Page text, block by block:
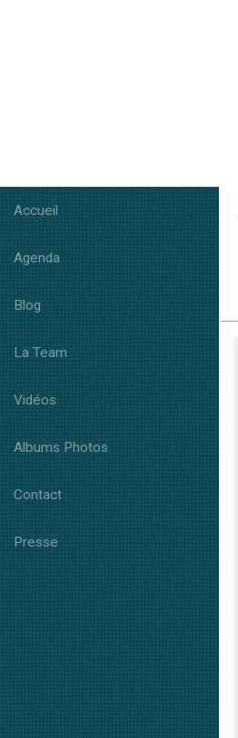
Accueil
Agenda
Blog
La Team
Vidéos
Albums Photos
Contact
Presse